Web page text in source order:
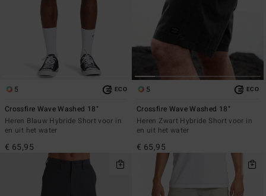
5 ECO
Crossfire Wave Washed 18"
Heren Blauw Hybride Short voor in
en uit het water
€ 65,95
5 ECO
Crossfire Wave Washed 18"
Heren Zwart Hybride Short voor in
en uit het water
€ 65,95